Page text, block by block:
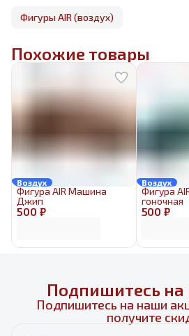
Фигуры AIR (воздух)
Похожие товары
Воздух
500 ₽
Фигура AIR Машина
Джип
Воздух
500 ₽
Фигура
гоночная
Подпишитесь на
Подпишитесь на наши
получите